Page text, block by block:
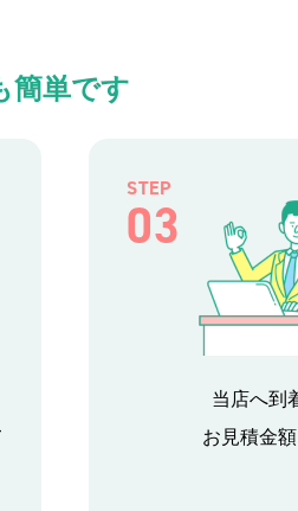
簡単です
STEP
03
当店へ到
お見積金